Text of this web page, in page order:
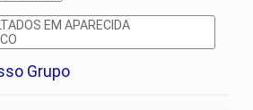
EM APARECIDA